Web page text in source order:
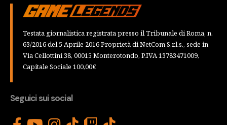
Testata giornalistica registrata presso il Tribunale di Roma, n.
63/2016 del 5 Aprile 2016 Proprietà di NetCom S.r.l.s., sede in
Via Cellottini 38, 00015 Monterotondo, P.IVA 13783471009,
Capitale Sociale 100,00€
Seguici sui social